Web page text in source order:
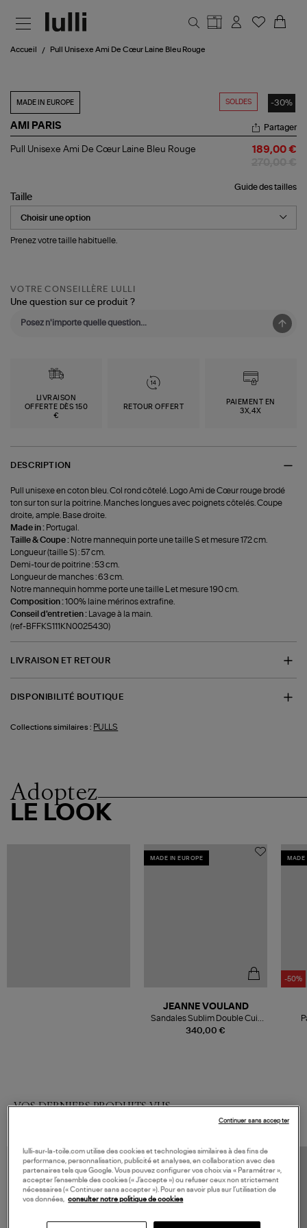
Accueil Pull Unisexe Ami De Cœur Laine Bleu Rouge
SOLDES -30%
MADE IN EUROPE
AMI PARIS
Pull
Cœur
Laine
Bleu
Rouge
Partager
Pull Unisexe Ami De Cœur Laine Bleu Rouge 189,00 €
Guide des tailles
Taille
Prenez votre taille habituelle.
VOTRE CONSEILLÈRE LULLI
Une question sur ce produit ?
LIVRAISON
OFFERTE DÈS 150
€
RETOUR OFFERT
PAIEMENT EN
3X,4X
DESCRIPTION
Pull unisexe en coton bleu. Col rond côtelé. Logo Ami de Cœur rouge brodé
ton sur ton sur la poitrine. Manches longues avec poignets côtelés. Coupe
droite, ample. Base droite.
Made in : Portugal.
Taille & Coupe : Notre mannequin porte une taille S et mesure 172 cm.
Longueur (taille S) : 57 cm.
Demi-tour de poitrine : 53 cm.
Longueur de manches : 63 cm.
Notre mannequin homme porte une taille L et mesure 190 cm.
Composition :100% laine mérinos extrafine.
Conseil d'entretien :
Lavage à la main.
(ref-BFFKS111KN0025430)
LIVRAISON ET RETOUR
DISPONIBILITÉ BOUTIQUE
Collections similaires : PULLS
Adoptez
LE LOOK
MADE IN EUROPE
340,00 €
JEANNE VOULAND
Sandales Sublim Double Cuir
Vipera Argenté
MADE
-50%
VOS DERNIERS PRODUITS VUS
lulli-sur-la-toile.com utilise des cookies et technologies similaires à des fins de
performance, personnalisation, publicité et analyses, en collaboration avec des
partenaires tels que Google. Vous pouvez configurer vos choix via « Paramétrer »,
accepter l’ensemble des cookies (« J’accepte ») ou refuser ceux non strictement
nécessaires (« Continuer sans accepter »). Pour en savoir plus sur l’utilisation de
vos données, consulter notre politique de cookies
Continuer sans accepter